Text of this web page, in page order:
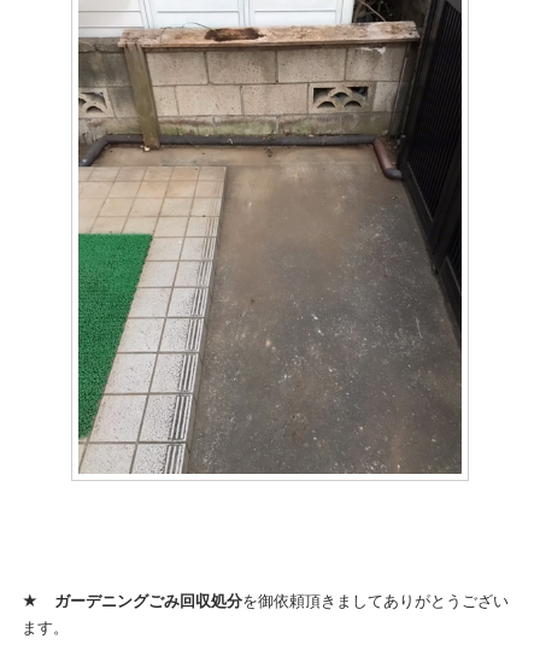
★ ガーデニングごみ回収処分を御依頼頂きましてありがとうござい
ます。